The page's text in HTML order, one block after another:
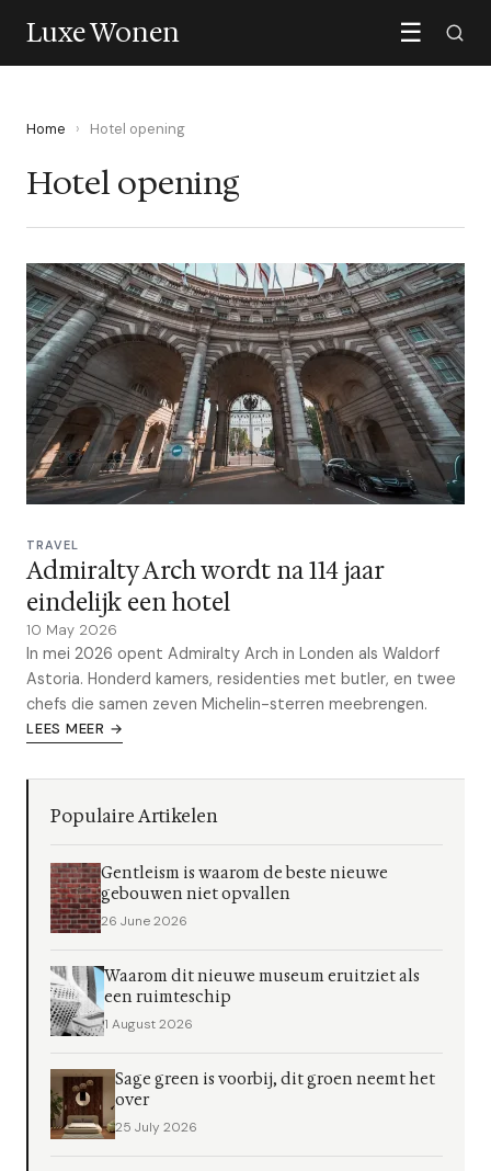
Luxe Wonen ☰
Home › Hotel opening
Hotel opening
TRAVEL
Admiralty Arch wordt na 114 jaar
eindelijk een hotel
10 May 2026
In mei 2026 opent Admiralty Arch in Londen als Waldorf
Astoria. Honderd kamers, residenties met butler, en twee
chefs die samen zeven Michelin-sterren meebrengen.
LEES MEER →
Populaire Artikelen
Gentleism is waarom de beste nieuwe
gebouwen niet opvallen
26 June 2026
Waarom dit nieuwe museum eruitziet als
een ruimteschip
1 August 2026
Sage green is voorbij, dit groen neemt het
over
25 July 2026